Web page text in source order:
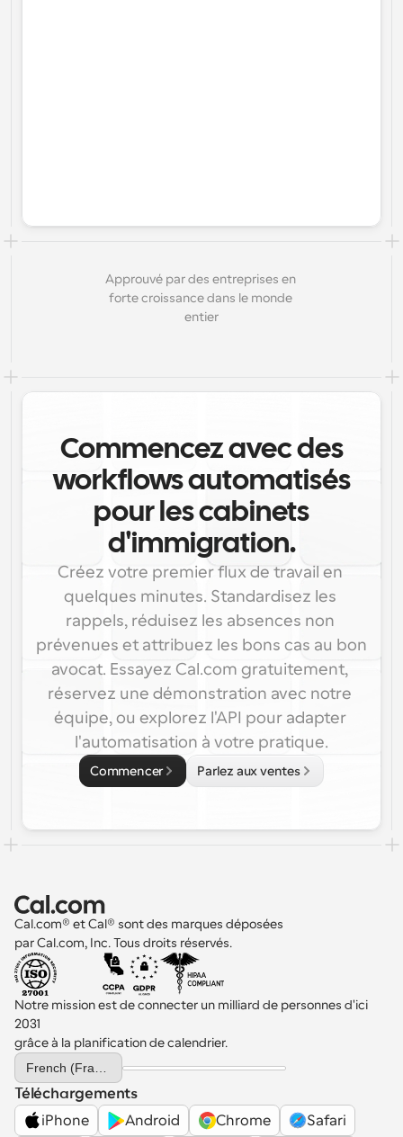
Approuvé par des entreprises en
forte croissance dans le monde
entier
Commencez avec des
workflows automatisés
pour les cabinets
d'immigration.
Créez votre premier flux de travail en
quelques minutes. Standardisez les
rappels, réduisez les absences non
prévenues et attribuez les bons cas au bon
avocat. Essayez Cal.com gratuitement,
réservez une démonstration avec notre
équipe, ou explorez l'API pour adapter
l'automatisation à votre pratique.
Commencer Parlez aux ventes
Cal.com® et Cal® sont des marques déposées
par Cal.com, Inc. Tous droits réservés.
Notre mission est de connecter un milliard de personnes d'ici
2031
grâce à la planification de calendrier.
Select Language
Téléchargements
iPhone
Android Chrome
Safari